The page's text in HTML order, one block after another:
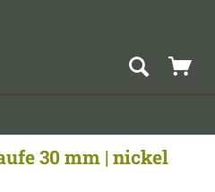
30 mm | nickel